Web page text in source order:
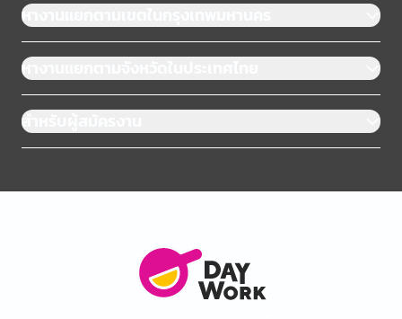
หางานแยกตามเขตในกรุงเทพมหานคร
หางานแยกตามจังหวัดในประเทศไทย
สำหรับผู้สมัครงาน